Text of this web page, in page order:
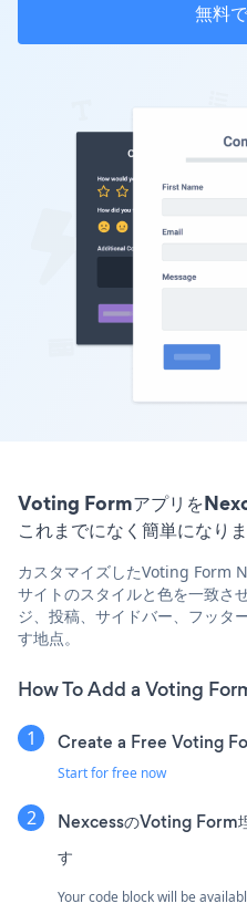
無料
Voting Formアプリを
これまでになく簡単になり
カスタマイズしたVoting Form
サイトのスタイルと色を一致さ
ジ、投稿、サイドバー、フッタ
す地点。
How To Add a Voting
Create a Free Voting
Start for free now
NexcessのVoting Form
す
Your code block will be